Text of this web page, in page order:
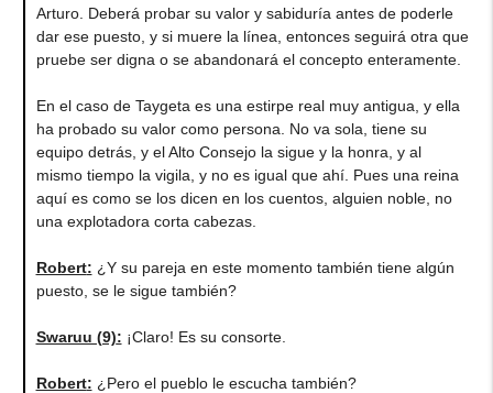
Arturo. Deberá probar su valor y sabiduría antes de poderle
dar ese puesto, y si muere la línea, entonces seguirá otra que
pruebe ser digna o se abandonará el concepto enteramente.
En el caso de Taygeta es una estirpe real muy antigua, y ella
ha probado su valor como persona. No va sola, tiene su
equipo detrás, y el Alto Consejo la sigue y la honra, y al
mismo tiempo la vigila, y no es igual que ahí. Pues una reina
aquí es como se los dicen en los cuentos, alguien noble, no
una explotadora corta cabezas.
Robert: ¿Y su pareja en este momento también tiene algún
puesto, se le sigue también?
Swaruu (9): ¡Claro! Es su consorte.
Robert: ¿Pero el pueblo le escucha también?